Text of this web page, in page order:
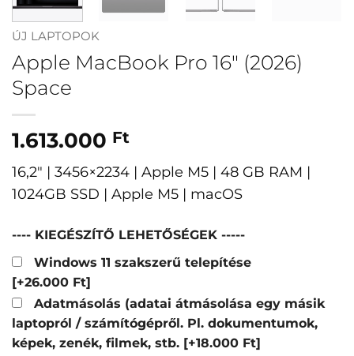
ÚJ LAPTOPOK
Apple MacBook Pro 16″ (2026)
Space
1.613.000 Ft
16,2″ | 3456×2234 | Apple M5 | 48 GB RAM |
1024GB SSD | Apple M5 | macOS
---- KIEGÉSZÍTŐ LEHETŐSÉGEK -----
Windows 11 szakszerű telepítése
[+26.000 Ft]
Adatmásolás (adatai átmásolása egy másik
laptopról / számítógépről. Pl. dokumentumok,
képek, zenék, filmek, stb. [+18.000 Ft]